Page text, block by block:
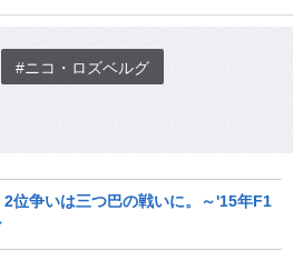
#ニコ・ロズベルグ
位争いは三つ巴の戦いに。～'15年F1